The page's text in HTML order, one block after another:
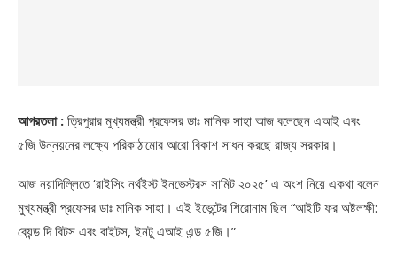
আগরতলা : ত্রিপুরার মুখ্যমন্ত্রী প্রফেসর ডাঃ মানিক সাহা আজ বলেছেন এআই এবং
৫জি উন্নয়নের লক্ষ্যে পরিকাঠামোর আরো বিকাশ সাধন করছে রাজ্য সরকার।
আজ নয়াদিল্লিতে ‘রাইসিং নর্থইস্ট ইনভেস্টরস সামিট ২০২৫’ এ অংশ নিয়ে একথা বলেন
মুখ্যমন্ত্রী প্রফেসর ডাঃ মানিক সাহা। এই ইভেন্টের শিরোনাম ছিল “আইটি ফর অষ্টলক্ষী:
বেয়ন্ড দি বিটস এবং বাইটস, ইনটু এআই এন্ড ৫জি।”